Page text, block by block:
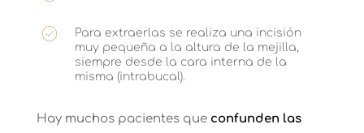
Para extraerlas se realiza una incisión
muy pequeña a la altura de la mejilla,
siempre desde la cara interna de la
misma (intrabucal).
Hay muchos pacientes que confunden las